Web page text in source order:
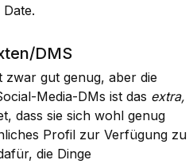
DMS
zwar gut genug, aber die
Media-DMs ist das extra,
dass sie sich wohl genug
Profil zur Verfügung zu
die Dinge